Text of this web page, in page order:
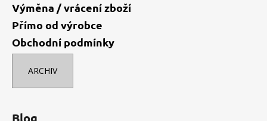
Výměna / vrácení zboží
Přímo od výrobce
Obchodní podmínky
ARCHIV